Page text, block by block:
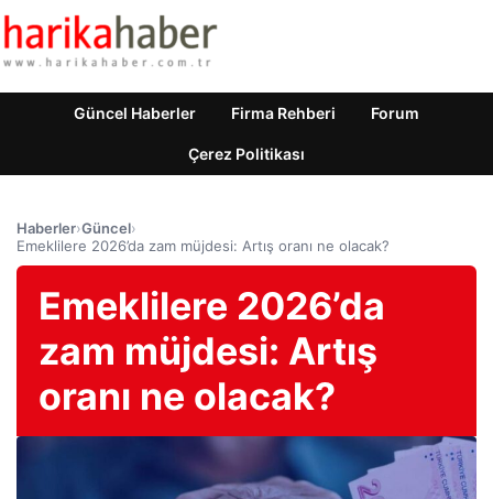
Güncel Haberler Firma Rehberi Forum
Çerez Politikası
Haberler›Güncel›
Emeklilere 2026’da zam müjdesi: Artış oranı ne olacak?
Emeklilere 2026’da
zam müjdesi: Artış
oranı ne olacak?